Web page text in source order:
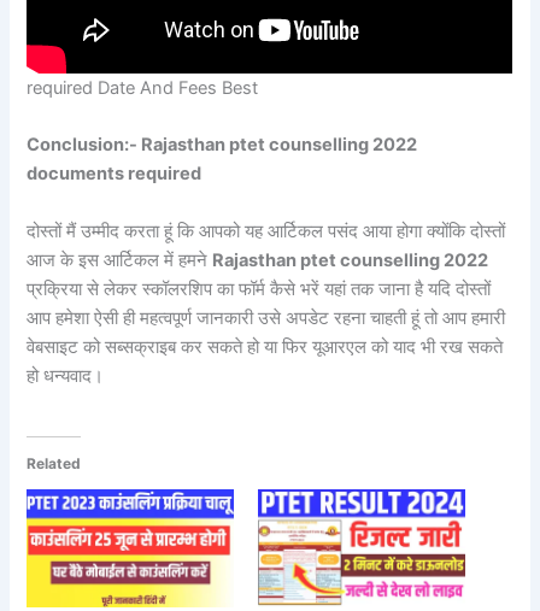
required Date And Fees Best
Conclusion:- Rajasthan ptet counselling 2022
documents required
दोस्तों मैं उम्मीद करता हूं कि आपको यह आर्टिकल पसंद आया होगा क्योंकि दोस्तों
आज के इस आर्टिकल में हमने Rajasthan ptet counselling 2022
प्रक्रिया से लेकर स्कॉलरशिप का फॉर्म कैसे भरें यहां तक जाना है यदि दोस्तों
आप हमेशा ऐसी ही महत्वपूर्ण जानकारी उसे अपडेट रहना चाहती हूं तो आप हमारी
वेबसाइट को सब्सक्राइब कर सकते हो या फिर यूआरएल को याद भी रख सकते
हो धन्यवाद।
Related